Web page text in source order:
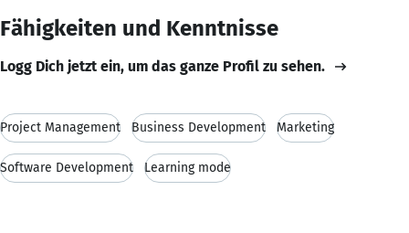
Fähigkeiten und Kenntnisse
Logg Dich jetzt ein, um das ganze Profil zu sehen.
Project Management Business Development Marketing
Software Development Learning mode